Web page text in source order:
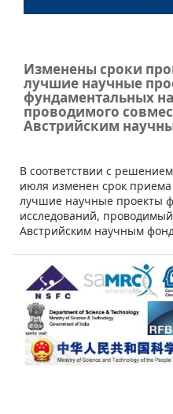
Изменены сроки
лучшие научные
фундаментальных
проводимого
Австрийским
​​​В соответствии с
июля изменен срок приема
лучшие научные проекты
исследований,
Австрийским научным